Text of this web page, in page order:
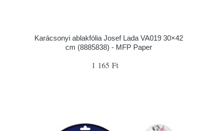
Karácsonyi ablakfólia Josef Lada VA019 30×42
cm (8885838) - MFP Paper
1 165 Ft